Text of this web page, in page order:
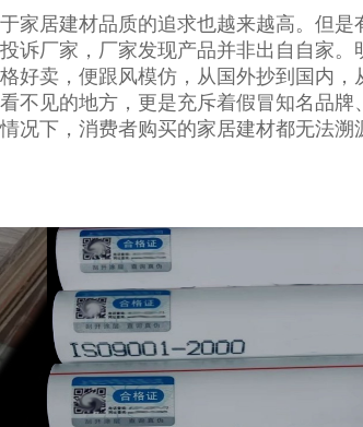
家居建材品质的追求也越来越高。但是
诉厂家，厂家发现产品并非出自自家。
好卖，便跟风模仿，从国外抄到国内，
不见的地方，更是充斥着假冒知名品牌
况下，消费者购买的家居建材都无法溯